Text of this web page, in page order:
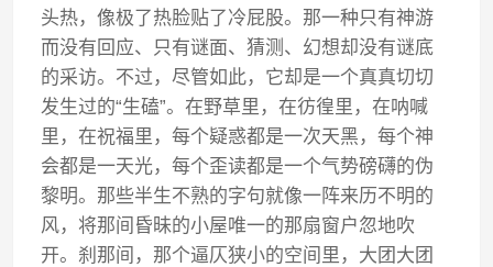
头热，像极了热脸贴了冷屁股。那一种只有神游
而没有回应、只有谜面、猜测、幻想却没有谜底
的采访。不过，尽管如此，它却是一个真真切切
发生过的“生磕”。在野草里，在彷徨里，在呐喊
里，在祝福里，每个疑惑都是一次天黑，每个神
会都是一天光，每个歪读都是一个气势磅礴的伪
黎明。那些半生不熟的字句就像一阵来历不明的
风，将那间昏昧的小屋唯一的那扇窗户忽地吹
开。刹那间，那个逼仄狭小的空间里，大团大团